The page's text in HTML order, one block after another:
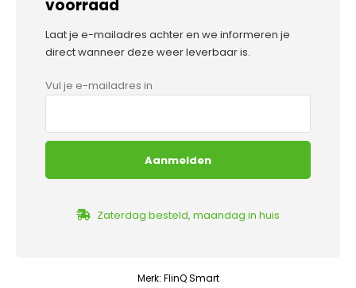
voorraad
Laat je e-mailadres achter en we informeren je
direct wanneer deze weer leverbaar is.
Vul je e-mailadres in
Zaterdag besteld, maandag in huis
Merk: FlinQ Smart